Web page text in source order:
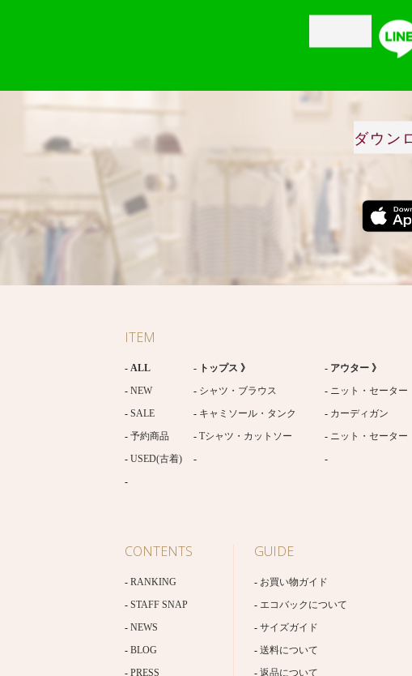
ダウン
ITEM
ALL トップス 》 アウター 》
NEW
シャツ・ブラウス ニット・セーター
SALE
キャミソール・タンク カーディガン
予約商品
Tシャツ・カットソー ニット・セーター
USED(古着)
CONTENTS
RANKING
STAFF SNAP
NEWS
BLOG
PRESS
GUIDE
お買い物ガイド
エコバックについて
サイズガイド
送料について
返品について